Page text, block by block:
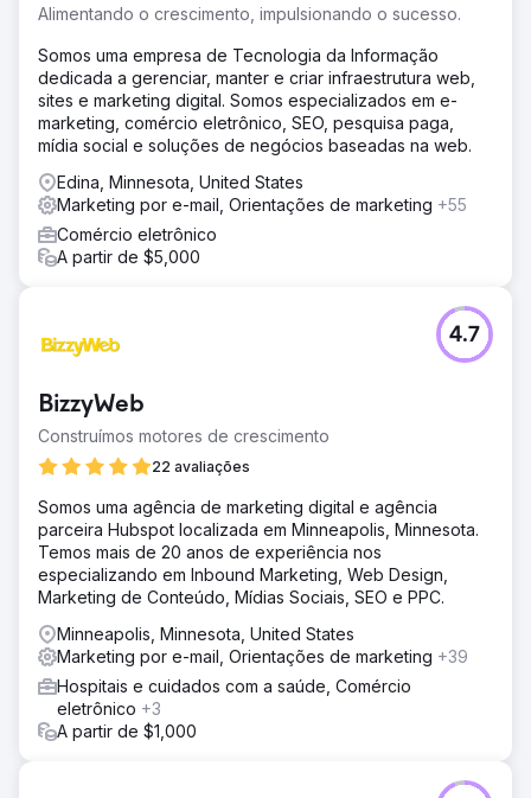
Alimentando o crescimento, impulsionando o sucesso.
Somos uma empresa de Tecnologia da Informação
dedicada a gerenciar, manter e criar infraestrutura web,
sites e marketing digital. Somos especializados em e-
marketing, comércio eletrônico, SEO, pesquisa paga,
mídia social e soluções de negócios baseadas na web.
Edina, Minnesota, United States
Marketing por e-mail, Orientações de marketing +55
Comércio eletrônico
A partir de $5,000
BizzyWeb
Construímos motores de crescimento
22 avaliações
4.7
Somos uma agência de marketing digital e agência
parceira Hubspot localizada em Minneapolis, Minnesota.
Temos mais de 20 anos de experiência nos
especializando em Inbound Marketing, Web Design,
Marketing de Conteúdo, Mídias Sociais, SEO e PPC.
Minneapolis, Minnesota, United States
Marketing por e-mail, Orientações de marketing +39
Hospitais e cuidados com a saúde, Comércio
eletrônico +3
A partir de $1,000